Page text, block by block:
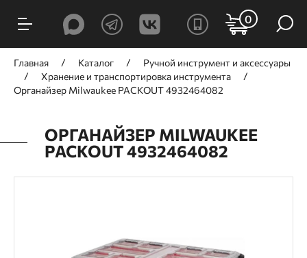
0
Главная Каталог
Ручной инcтрумент и аксессуары
Хранение и транспортировка инструмента
Органайзер Milwaukee PACKOUT 4932464082
ОРГАНАЙЗЕР MILWAUKEE
PACKOUT 4932464082